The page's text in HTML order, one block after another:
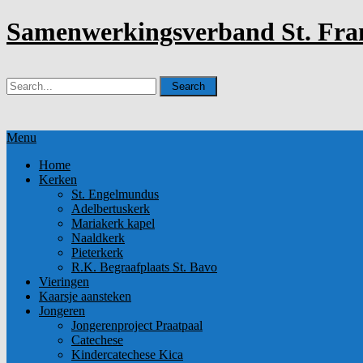
Samenwerkingsverband St.
Menu
Home
Kerken
St. Engelmundus
Adelbertuskerk
Mariakerk kapel
Naaldkerk
Pieterkerk
R.K. Begraafplaats St. Bavo
Vieringen
Kaarsje aansteken
Jongeren
Jongerenproject Praatpaal
Catechese
Kindercatechese Kica